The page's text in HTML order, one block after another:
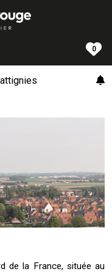
0
de la France, située au